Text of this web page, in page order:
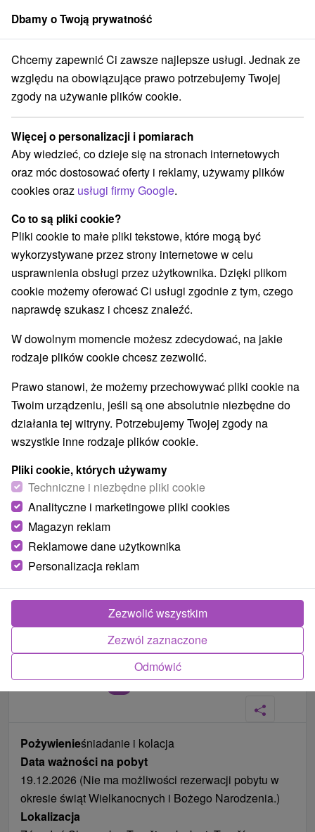
członek grupySorger
MINIRELAX regeneracyjny pobyt wellness: Odpowiedni na
MINIRELAX regeneracyjny pobyt
wellness: Odpowiedni na
krótkotrwały relaks, nie tylko w
weekendy
Uzdrowisko Trenczańskie Teplice
Wybierz datę
Przejdź do lokalizacji
doskonały
Zdjęcia od klientów+10
Pożywienieśniadanie i kolacja
Data ważności na pobyt
19.12.2026 (Nie ma możliwości rezerwacji pobytu w
okresie świąt Wielkanocnych i Bożego Narodzenia.)
Lokalizacja
Dbamy o Twoją prywatność
Chcemy zapewnić Ci zawsze najlepsze usługi. Jednak ze
względu na obowiązujące prawo potrzebujemy Twojej
zgody na używanie plików cookie.
Więcej o personalizacji i pomiarach
Aby wiedzieć, co dzieje się na stronach internetowych
oraz móc dostosować oferty i reklamy, używamy plików
cookies oraz usługi firmy Google.
Co to są pliki cookie?
Pliki cookie to małe pliki tekstowe, które mogą być
wykorzystywane przez strony internetowe w celu
usprawnienia obsługi przez użytkownika. Dzięki plikom
cookie możemy oferować Ci usługi zgodnie z tym, czego
naprawdę szukasz i chcesz znaleźć.
W dowolnym momencie możesz zdecydować, na jakie
rodzaje plików cookie chcesz zezwolić.
Prawo stanowi, że możemy przechowywać pliki cookie na
Twoim urządzeniu, jeśli są one absolutnie niezbędne do
działania tej witryny. Potrzebujemy Twojej zgody na
wszystkie inne rodzaje plików cookie.
Pliki cookie, których używamy
Techniczne i niezbędne pliki cookie
Analityczne i marketingowe pliki cookies
Magazyn reklam
Reklamowe dane użytkownika
Personalizacja reklam
Odmówić
Zezwól zaznaczone
Zezwolić wszystkim